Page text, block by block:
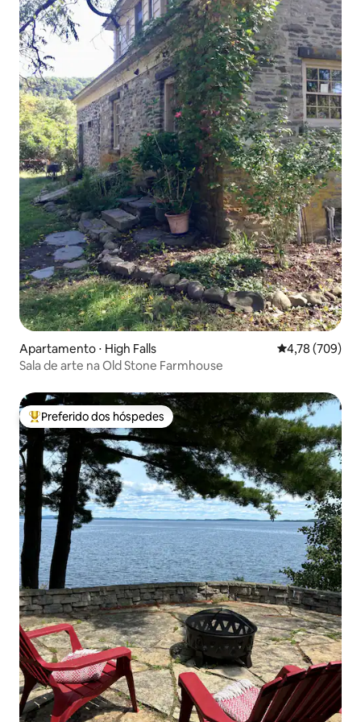
Apartamento ⋅ High Falls 4,78 de uma
4,78 (709)
Sala de arte na Old Stone Farmhouse
Entre os melhores preferidos dos hóspedes
Preferido dos hóspedes